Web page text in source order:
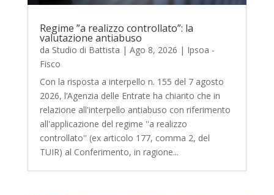
Regime ”a realizzo controllato”: la
valutazione antiabuso
da Studio di Battista | Ago 8, 2026 | Ipsoa -
Fisco
Con la risposta a interpello n. 155 del 7 agosto
2026, l’Agenzia delle Entrate ha chiarito che in
relazione all'interpello antiabuso con riferimento
all'applicazione del regime ''a realizzo
controllato'' (ex articolo 177, comma 2, del
TUIR) al Conferimento, in ragione...